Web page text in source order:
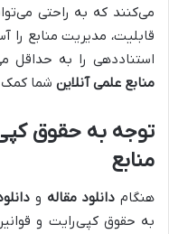
می‌کنند که به راحتی
قابلیت، مدیریت منابع را
استناددهی را به حداقل
منابع علمی آنلاین شما
توجه به حقوق
منابع
هنگام دانلود مقاله و
به حقوق کپی‌رایت و